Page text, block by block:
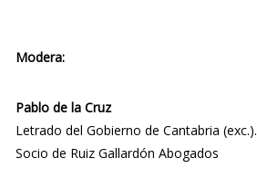
Modera:
Pablo de la Cruz
Letrado del Gobierno de Cantabria (exc.).
Socio de Ruiz Gallardón Abogados